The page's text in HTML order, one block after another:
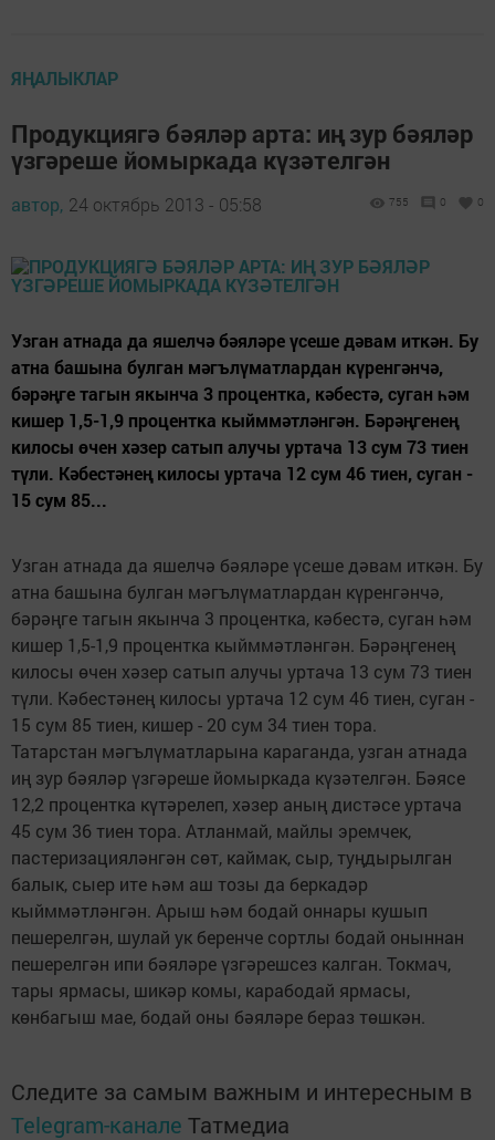
ЯҢАЛЫКЛАР
Продукциягә бәяләр арта: иң зур бәяләр
үзгәреше йомыркада күзәтелгән
автор, 24 октябрь 2013 - 05:58 755 0 0
Узган атнада да яшелчә бәяләре үсеше дәвам иткән. Бу
атна башына булган мәгълүматлардан күренгәнчә,
бәрәңге тагын якынча 3 процентка, кәбестә, суган һәм
кишер 1,5-1,9 процентка кыйммәтләнгән. Бәрәңгенең
килосы өчен хәзер сатып алучы уртача 13 сум 73 тиен
түли. Кәбестәнең килосы уртача 12 сум 46 тиен, суган -
15 сум 85...
Узган атнада да яшелчә бәяләре үсеше дәвам иткән. Бу
атна башына булган мәгълүматлардан күренгәнчә,
бәрәңге тагын якынча 3 процентка, кәбестә, суган һәм
кишер 1,5-1,9 процентка кыйммәтләнгән. Бәрәңгенең
килосы өчен хәзер сатып алучы уртача 13 сум 73 тиен
түли. Кәбестәнең килосы уртача 12 сум 46 тиен, суган -
15 сум 85 тиен, кишер - 20 сум 34 тиен тора.
Татарстан мәгълүматларына караганда, узган атнада
иң зур бәяләр үзгәреше йомыркада күзәтелгән. Бәясе
12,2 процентка күтәрелеп, хәзер аның дистәсе уртача
45 сум 36 тиен тора. Атланмай, майлы эремчек,
пастеризацияләнгән сөт, каймак, сыр, туңдырылган
балык, сыер ите һәм аш тозы да беркадәр
кыйммәтләнгән. Арыш һәм бодай оннары кушып
пешерелгән, шулай ук беренче сортлы бодай оныннан
пешерелгән ипи бәяләре үзгәрешсез калган. Токмач,
тары ярмасы, шикәр комы, карабодай ярмасы,
көнбагыш мае, бодай оны бәяләре бераз төшкән.
Следите за самым важным и интересным в
Telegram-канале Татмедиа